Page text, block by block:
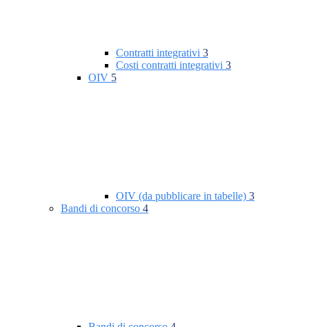
Contratti integrativi 3
Costi contratti integrativi 3
OIV 5
OIV (da pubblicare in tabelle) 3
Bandi di concorso 4